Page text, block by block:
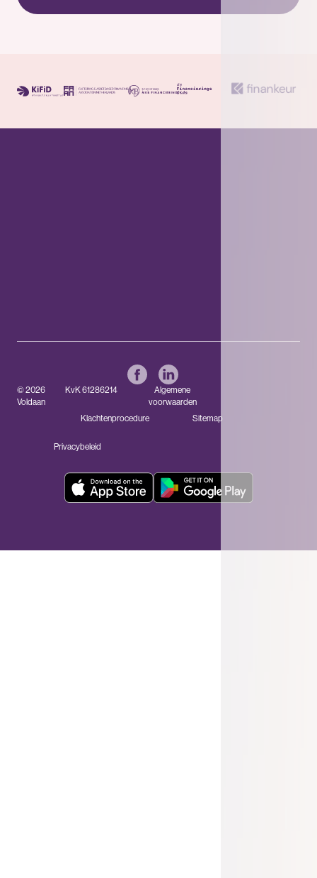
© 2026
Voldaan
KvK 61286214
Algemene
voorwaarden
Privacybeleid
Klachtenprocedure Sitemap